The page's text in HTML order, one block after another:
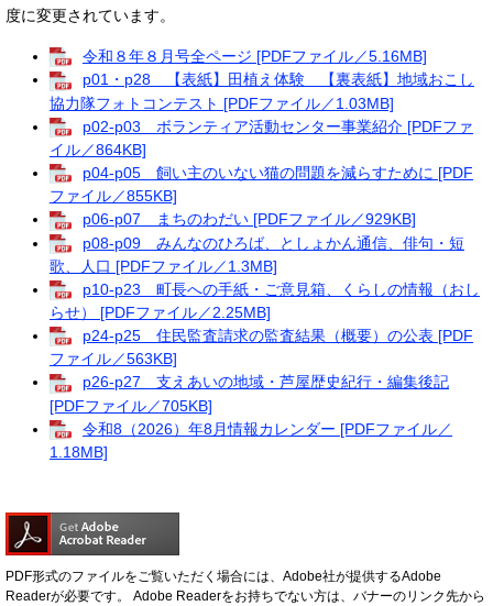
度に変更されています。
令和８年８月号全ページ [PDFファイル／5.16MB]
p01・p28 【表紙】田植え体験 【裏表紙】地域おこし
協力隊フォトコンテスト [PDFファイル／1.03MB]
p02-p03 ボランティア活動センター事業紹介 [PDFファ
イル／864KB]
p04-p05 飼い主のいない猫の問題を減らすために [PDF
ファイル／855KB]
p06-p07 まちのわだい [PDFファイル／929KB]
p08-p09 みんなのひろば、としょかん通信、俳句・短
歌、人口 [PDFファイル／1.3MB]
p10-p23 町長への手紙・ご意見箱、くらしの情報（おし
らせ） [PDFファイル／2.25MB]
p24-p25 住民監査請求の監査結果（概要）の公表 [PDF
ファイル／563KB]
p26-p27 支えあいの地域・芦屋歴史紀行・編集後記
[PDFファイル／705KB]
令和8（2026）年8月情報カレンダー [PDFファイル／
1.18MB]
PDF形式のファイルをご覧いただく場合には、Adobe社が提供するAdobe
Readerが必要です。
Adobe Readerをお持ちでない方は、バナーのリンク先から